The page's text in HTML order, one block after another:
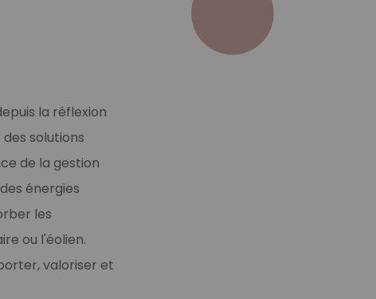
la réflexion
solutions
de la gestion
énergies
les
ou l'éolien.
valoriser et